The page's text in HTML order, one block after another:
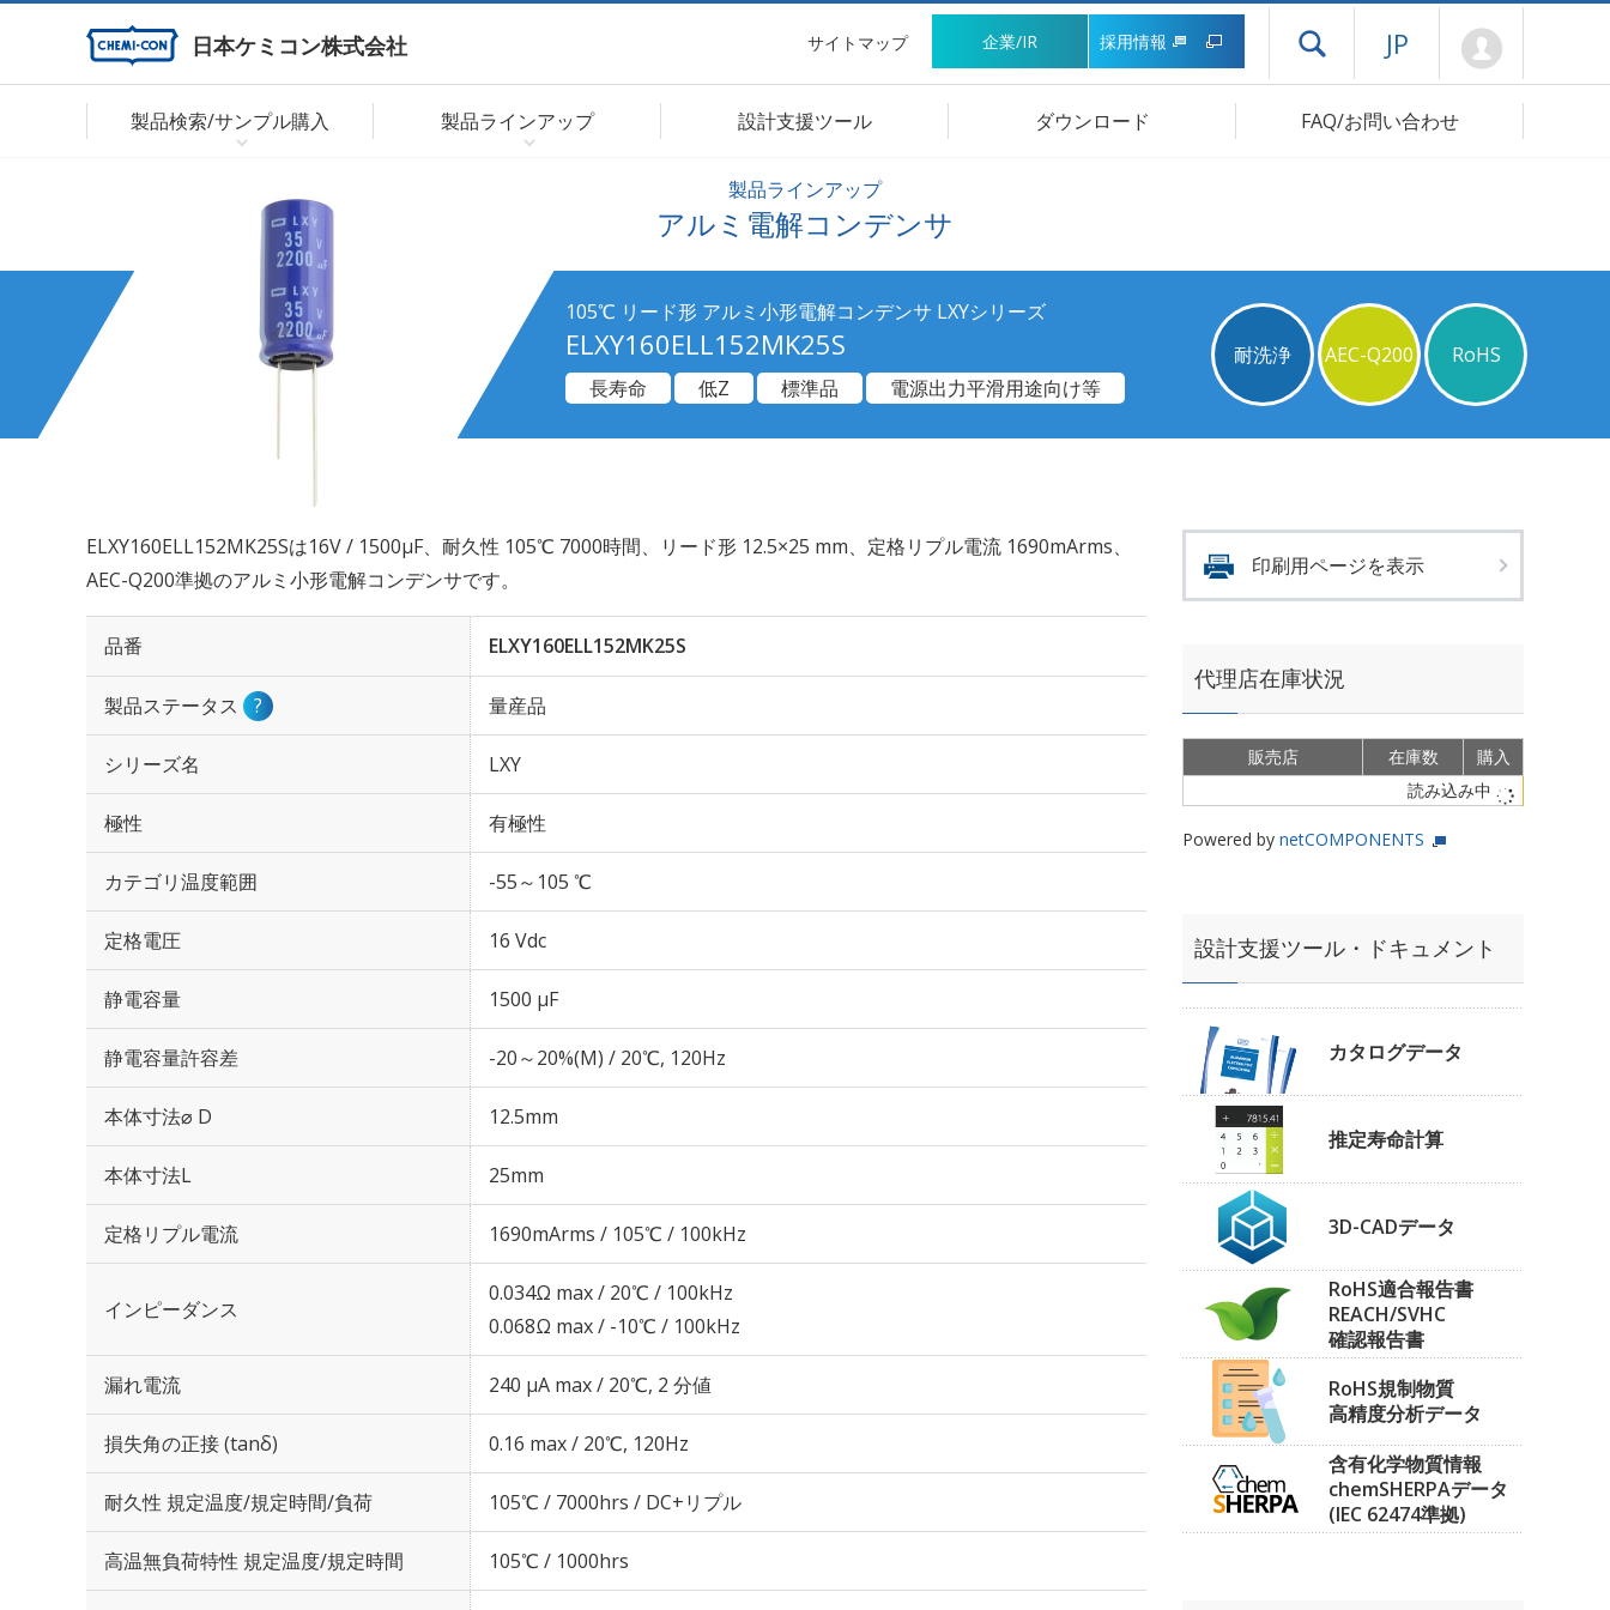
日本ケミコン株式会社 サイトマップ 企業/IR 採用情報 ドロワーメニューを開く
JP
製品検索/サンプル購入 製品ラインアップ 設計支援ツール ダウンロード FAQ/お問い合わせ
製品ラインアップ
アルミ電解コンデンサ
105℃ リード形 アルミ小形電解コンデンサ LXYシリーズ
ELXY160ELL152MK25S 耐洗浄 AEC-Q200
RoHS
長寿命
低Z 標準品 電源出力平滑用途向け等
ELXY160ELL152MK25Sは16V / 1500µF、耐久性 105℃ 7000時間、リード形 12.5×25 mm、定格リプル電流 1690mArms、
AEC-Q200準拠のアルミ小形電解コンデンサです。
品番 ELXY160ELL152MK25S
製品ステータス ? 量産品
シリーズ名 LXY
極性 有極性
カテゴリ温度範囲 -55～105 ℃
定格電圧 16 Vdc
静電容量 1500 µF
静電容量許容差 -20～20%(M) / 20℃, 120Hz
本体寸法⌀ D 12.5mm
本体寸法L 25mm
定格リプル電流 1690mArms / 105℃ / 100kHz
インピーダンス
0.034Ω max / 20℃ / 100kHz
0.068Ω max / -10℃ / 100kHz
漏れ電流 240 μA max / 20℃, 2 分値
損失角の正接 (tanδ) 0.16 max / 20℃, 120Hz
耐久性 規定温度/規定時間/負荷 105℃ / 7000hrs / DC+リプル
高温無負荷特性 規定温度/規定時間 105℃ / 1000hrs
印刷用ページを表示
代理店在庫状況
販売店 在庫数
購入
読み込み中
Powered by netCOMPONENTS
設計支援ツール・ドキュメント
カタログデータ
推定寿命計算
3D-CADデータ
RoHS適合報告書
REACH/SVHC
確認報告書
RoHS規制物質
高精度分析データ
含有化学物質情報
chemSHERPAデータ
(IEC 62474準拠)